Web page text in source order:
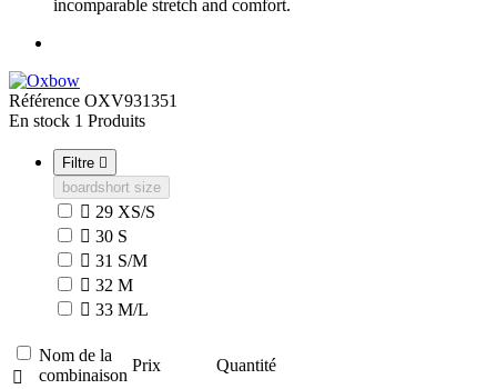
incomparable stretch and comfort.
Référence OXV931351
En stock 1 Produits
Filtre 
boardshort size
 29 XS/S
 30 S
 31 S/M
 32 M
 33 M/L

Nom de la
combinaison
Prix Quantité